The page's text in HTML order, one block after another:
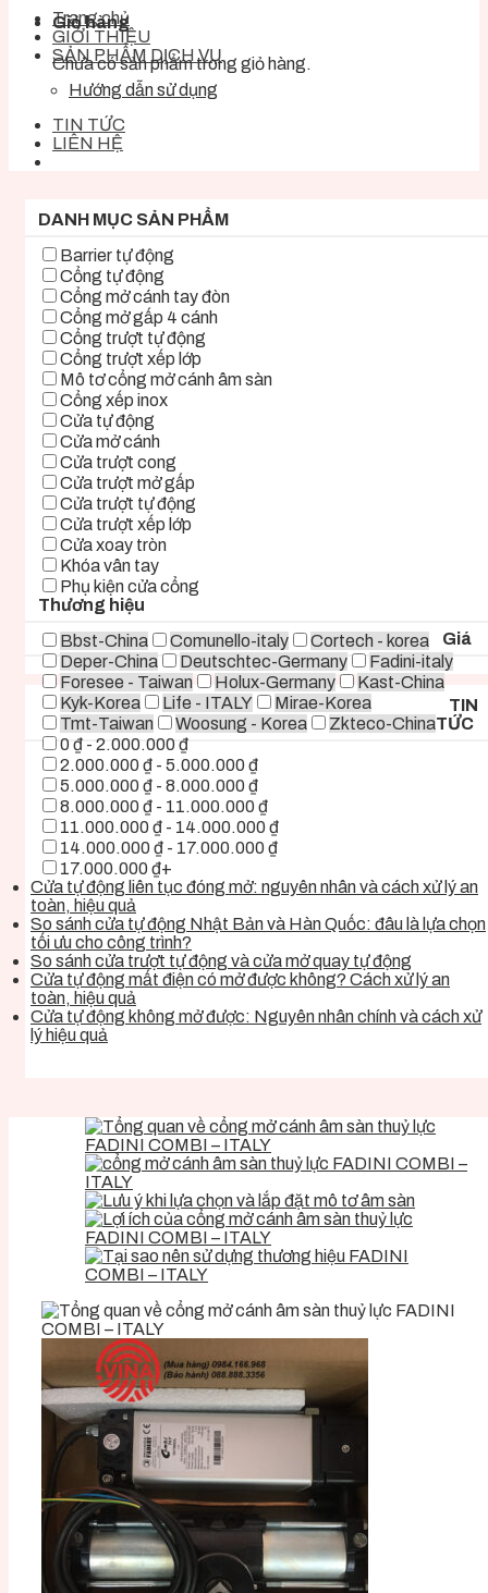
Giỏ hàng
Chưa có sản phẩm trong giỏ hàng.
Trang chủ
GIỚI THIỆU
SẢN PHẨM DỊCH VỤ
Hướng dẫn sử dụng
TIN TỨC
LIÊN HỆ
DANH MỤC SẢN PHẨM
Barrier tự động
Cổng tự động
Cổng mở cánh tay đòn
Cổng mở gấp 4 cánh
Cổng trượt tự động
Cổng trượt xếp lớp
Mô tơ cổng mở cánh âm sàn
Cổng xếp inox
Cửa tự động
Cửa mở cánh
Cửa trượt cong
Cửa trượt mở gấp
Cửa trượt tự động
Cửa trượt xếp lớp
Cửa xoay tròn
Khóa vân tay
Phụ kiện cửa cổng
Thương hiệu
Bbst-China
Comunello-italy
Cortech - korea
Deper-China
Deutschtec-Germany
Fadini-italy
Foresee - Taiwan
Holux-Germany
Kast-China
Kyk-Korea
Life - ITALY
Mirae-Korea
Tmt-Taiwan
Woosung - Korea Zkteco-China
Giá
0 ₫ - 2.000.000 ₫
2.000.000 ₫ - 5.000.000 ₫
5.000.000 ₫ - 8.000.000 ₫
8.000.000 ₫ - 11.000.000 ₫
11.000.000 ₫ - 14.000.000 ₫
14.000.000 ₫ - 17.000.000 ₫
17.000.000 ₫+
TIN
TỨC
Cửa tự động liên tục đóng mở: nguyên nhân và cách xử lý an
toàn, hiệu quả
So sánh cửa tự động Nhật Bản và Hàn Quốc: đâu là lựa chọn
tối ưu cho công trình?
So sánh cửa trượt tự động và cửa mở quay tự động
Cửa tự động mất điện có mở được không? Cách xử lý an
toàn, hiệu quả
Cửa tự động không mở được: Nguyên nhân chính và cách xử
lý hiệu quả